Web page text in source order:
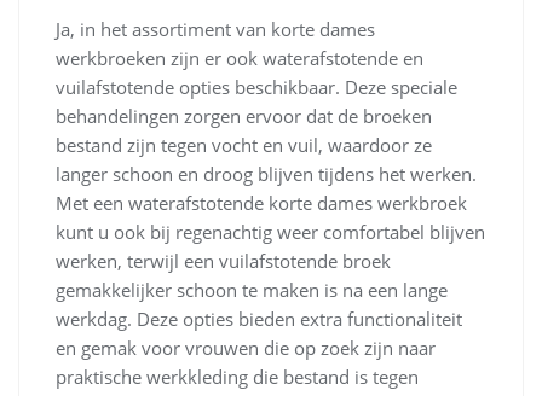
Ja, in het assortiment van korte dames
werkbroeken zijn er ook waterafstotende en
vuilafstotende opties beschikbaar. Deze speciale
behandelingen zorgen ervoor dat de broeken
bestand zijn tegen vocht en vuil, waardoor ze
langer schoon en droog blijven tijdens het werken.
Met een waterafstotende korte dames werkbroek
kunt u ook bij regenachtig weer comfortabel blijven
werken, terwijl een vuilafstotende broek
gemakkelijker schoon te maken is na een lange
werkdag. Deze opties bieden extra functionaliteit
en gemak voor vrouwen die op zoek zijn naar
praktische werkkleding die bestand is tegen